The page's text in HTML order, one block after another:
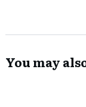
You may